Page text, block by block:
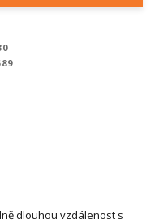
dlouhou vzdálenost s